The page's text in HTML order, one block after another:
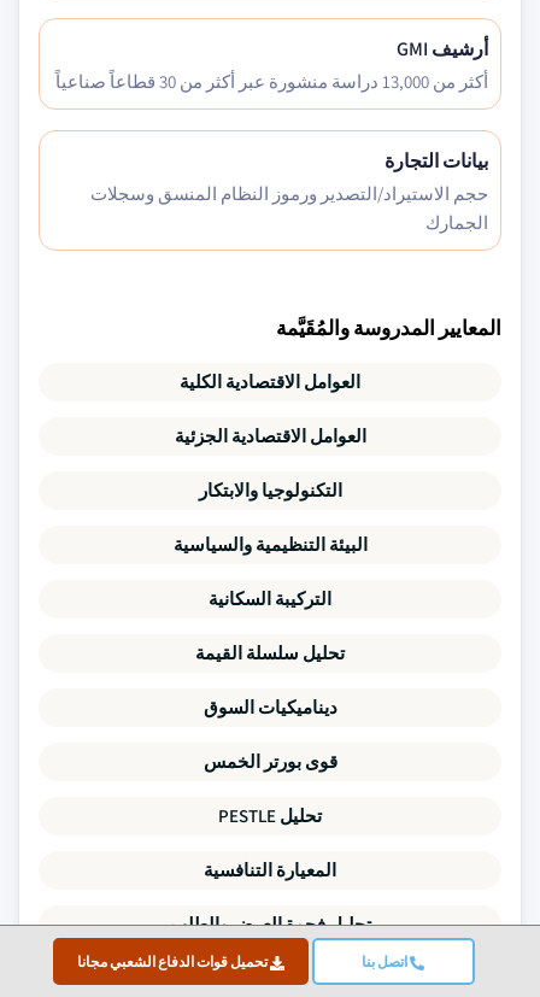
اتصل بنا تحميل قوات الدفاع الشعبي مجانا
أرشيف GMI
أكثر من 13,000 دراسة منشورة عبر أكثر من 30 قطاعاً صناعياً
بيانات التجارة
حجم الاستيراد/التصدير ورموز النظام المنسق وسجلات
الجمارك
المعايير المدروسة والمُقَيَّمة
العوامل الاقتصادية الكلية
العوامل الاقتصادية الجزئية
التكنولوجيا والابتكار
البيئة التنظيمية والسياسية
التركيبة السكانية
تحليل سلسلة القيمة
ديناميكيات السوق
قوى بورتر الخمس
تحليل PESTLE
المعيارة التنافسية
تحليل فجوة العرض والطلب
اتجاهات التسعير